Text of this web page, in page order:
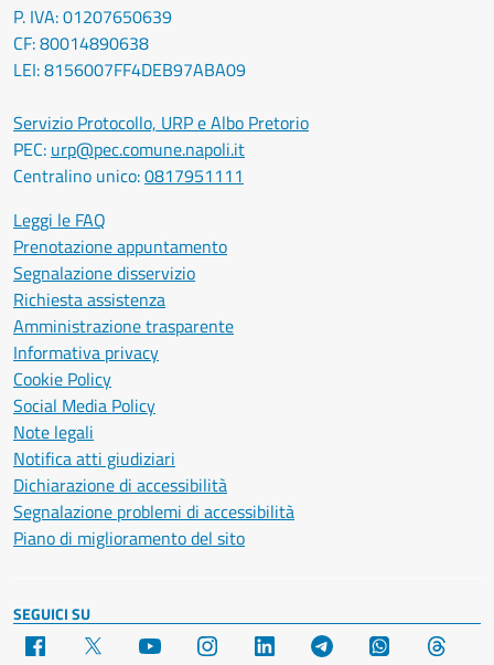
P. IVA: 01207650639
CF: 80014890638
LEI: 8156007FF4DEB97ABA09
Servizio Protocollo, URP e Albo Pretorio
PEC: urp@pec.comune.napoli.it
Centralino unico:0817951111
Leggi le FAQ
Prenotazione appuntamento
Segnalazione disservizio
Richiesta assistenza
Amministrazione trasparente
Informativa privacy
Cookie Policy
Social Media Policy
Note legali
Notifica atti giudiziari
Dichiarazione di accessibilità
Segnalazione problemi di accessibilità
Piano di miglioramento del sito
SEGUICI SU
Facebook YouTube Instagram LinkedIn Telegram WhatsApp